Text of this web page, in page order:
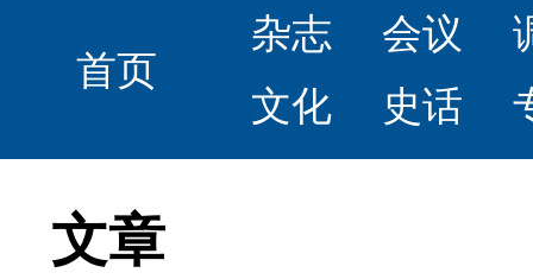
首页
杂志 会议
文化
史话
文章